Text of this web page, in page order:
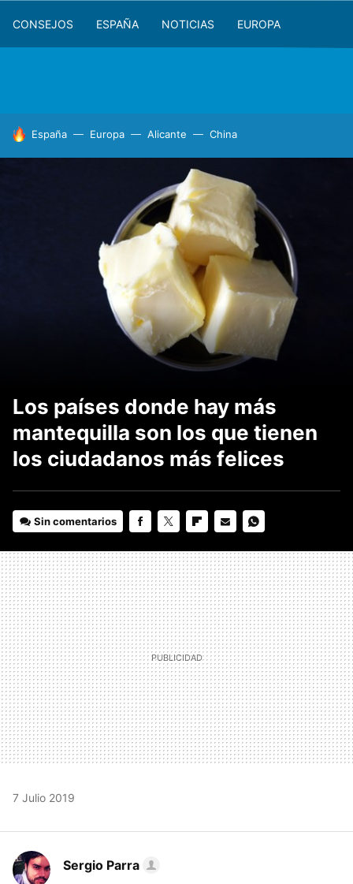
CONSEJOS ESPAÑA NOTICIAS EUROPA
HOY SE HABLA DE
España Europa Alicante China
Los países donde hay más
mantequilla son los que tienen
los ciudadanos más felices
Sin comentarios
MAIL
7 Julio 2019
Sergio Parra